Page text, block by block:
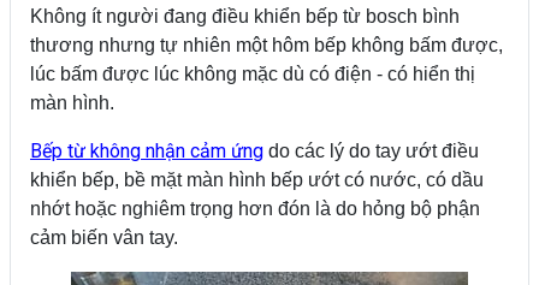
Không ít người đang điều khiển bếp từ bosch bình
thương nhưng tự nhiên một hôm bếp không bấm được,
lúc bấm được lúc không mặc dù có điện - có hiển thị
màn hình.
Bếp từ không nhận cảm ứng do các lý do tay ướt điều
khiển bếp, bề mặt màn hình bếp ướt có nước, có dầu
nhớt hoặc nghiêm trọng hơn đón là do hỏng bộ phận
cảm biến vân tay.